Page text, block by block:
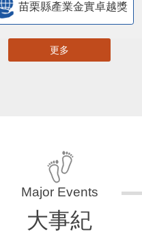
苗栗縣產業金實卓越獎
更多
大事紀